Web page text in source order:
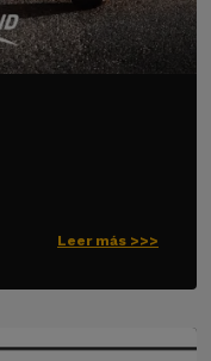
Leer más >>>